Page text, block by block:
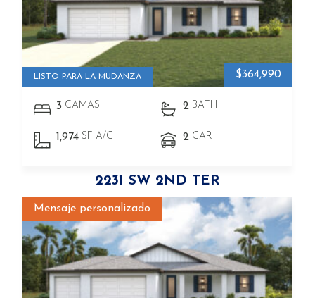
$364,990
LISTO PARA LA MUDANZA
3 CAMAS 2 BATH
1,974 SF A/C 2 CAR
2231 SW 2ND TER
Mensaje personalizado